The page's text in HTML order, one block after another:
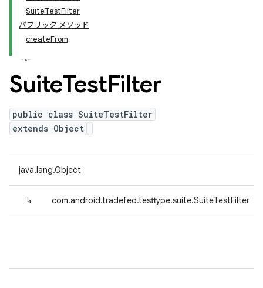
SuiteTestFilter
パブリック メソッド
createFrom
SuiteTestFilter
public class SuiteTestFilter
extends Object
java.lang.Object
↳ com.android.tradefed.testtype.suite.SuiteTestFilter